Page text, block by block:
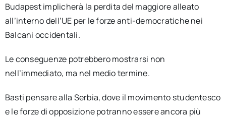
Budapest implicherà la perdita del maggiore alleato
all’interno dell’UE per le forze anti-democratiche nei
Balcani occidentali.
Le conseguenze potrebbero mostrarsi non
nell’immediato, ma nel medio termine.
Basti pensare alla Serbia, dove il movimento studentesco
e le forze di opposizione potranno essere ancora più